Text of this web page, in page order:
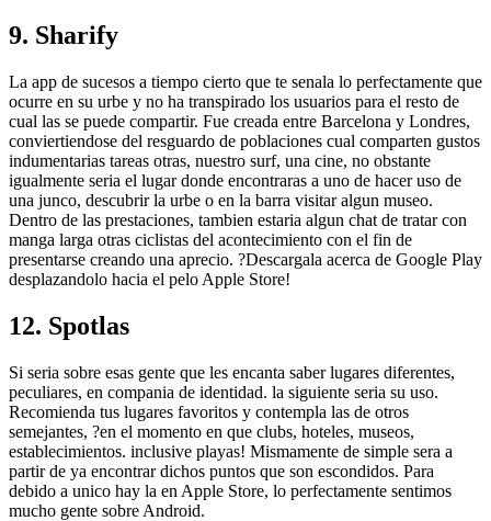
9. Sharify
La app de sucesos a tiempo cierto que te senala lo perfectamente que
ocurre en su urbe y no ha transpirado los usuarios para el resto de
cual las se puede compartir. Fue creada entre Barcelona y Londres,
conviertiendose del resguardo de poblaciones cual comparten gustos
indumentarias tareas otras, nuestro surf, una cine, no obstante
igualmente seri­a el lugar donde encontraras a uno de hacer uso de
una junco, descubrir la urbe o en la barra visitar algun museo.
Dentro de las prestaciones, tambien estaria algun chat de tratar con
manga larga otras ciclistas del acontecimiento con el fin de
presentarse creando una aprecio. ?Descargala acerca de Google Play
desplazandolo hacia el pelo Apple Store!
12. Spotlas
Si seri­a sobre esas gente que les encanta saber lugares diferentes,
peculiares, en compania de identidad. la siguiente seria su uso.
Recomienda tus lugares favoritos y contempla las de otros
semejantes, ?en el momento en que clubs, hoteles, museos,
establecimientos. inclusive playas! Mismamente de simple sera a
partir de ya encontrar dichos puntos que son escondidos. Para
debido a unico hay la en Apple Store, lo perfectamente sentimos
mucho gente sobre Android.